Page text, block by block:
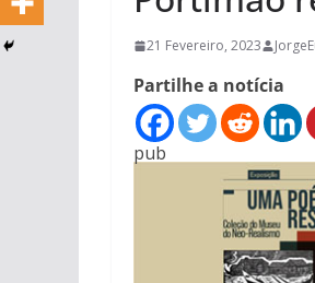
21 Fevereiro, 2023
Partilhe a notícia
pub